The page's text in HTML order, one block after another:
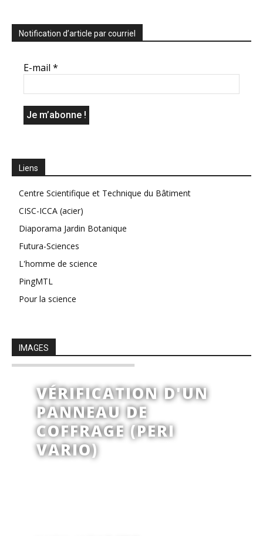
Notification d’article par courriel
E-mail *
Liens
Centre Scientifique et Technique du Bâtiment
CISC-ICCA (acier)
Diaporama Jardin Botanique
Futura-Sciences
L'homme de science
PingMTL
Pour la science
IMAGES
VÉRIFICATION D'UN
PANNEAU DE
COFFRAGE (PERI
VARIO)